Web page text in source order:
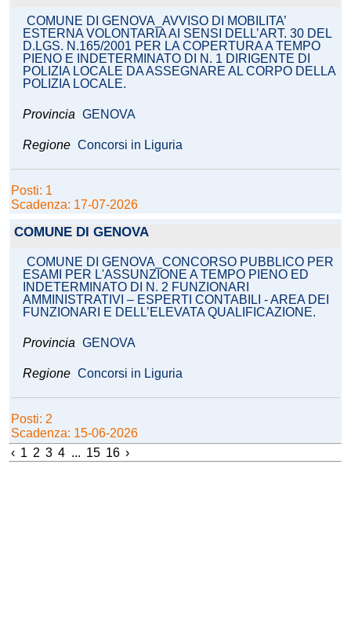
COMUNE DI GENOVA_AVVISO DI MOBILITA’
ESTERNA VOLONTARIA AI SENSI DELL’ART. 30 DEL
D.LGS. N.165/2001 PER LA COPERTURA A TEMPO
PIENO E INDETERMINATO DI N. 1 DIRIGENTE DI
POLIZIA LOCALE DA ASSEGNARE AL CORPO DELLA
POLIZIA LOCALE.
Provincia GENOVA
Regione Concorsi in Liguria
Posti: 1
Scadenza: 17-07-2026
COMUNE DI GENOVA
COMUNE DI GENOVA_CONCORSO PUBBLICO PER
ESAMI PER L'ASSUNZIONE A TEMPO PIENO ED
INDETERMINATO DI N. 2 FUNZIONARI
AMMINISTRATIVI – ESPERTI CONTABILI - AREA DEI
FUNZIONARI E DELL’ELEVATA QUALIFICAZIONE.
Provincia GENOVA
Regione Concorsi in Liguria
Posti: 2
Scadenza: 15-06-2026
‹ 1 2 3 4 ... 15 16 ›